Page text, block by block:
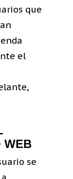
que
el
WEB
se